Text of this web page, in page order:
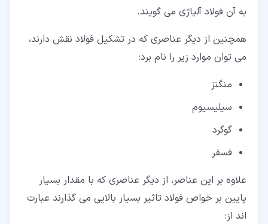
به آن فولاد آلیاژی می گویند.
همچنین از دیگر عناصری که در تشکیل فولاد نقش دارند،
می توان موارد زیر را نام برد:
منگنز
سیلیسیوم
گوگرد
فسفر
علاوه بر این عناصر، از دیگر عناصری که با مقدار بسیار
پایین بر خواص فولاد تاثیر بسیار بالایی می گذارند عبارت
اند از: